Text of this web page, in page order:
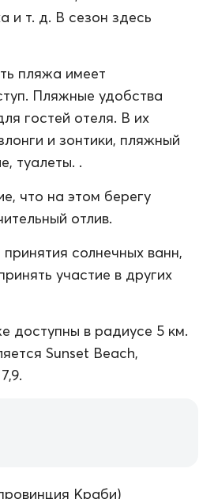
и т. д. В сезон здесь
пляжа имеет
Пляжные удобства
гостей отеля. В их
и зонтики, пляжный
туалеты. .
что на этом берегу
отлив.
солнечных ванн,
участие в других
доступны в радиусе 5 км.
Sunset Beach,
Краби)